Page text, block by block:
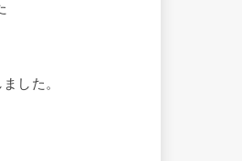
した。